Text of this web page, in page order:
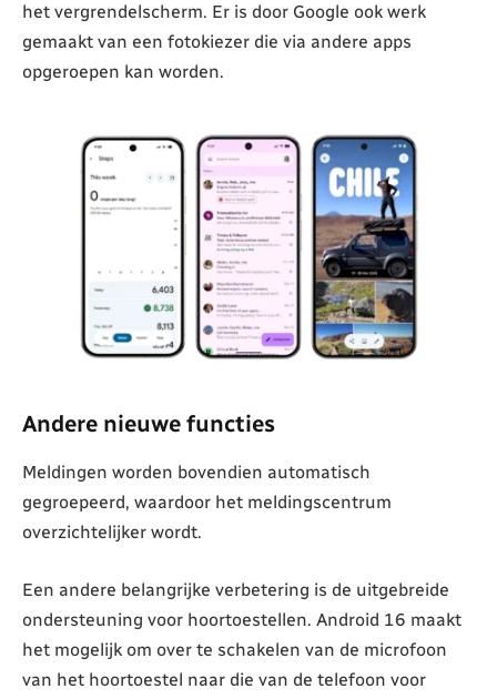
het vergrendelscherm. Er is door Google ook werk
gemaakt van een fotokiezer die via andere apps
opgeroepen kan worden.
Andere nieuwe functies
Meldingen worden bovendien automatisch
gegroepeerd, waardoor het meldingscentrum
overzichtelijker wordt.
Een andere belangrijke verbetering is de uitgebreide
ondersteuning voor hoortoestellen. Android 16 maakt
het mogelijk om over te schakelen van de microfoon
van het hoortoestel naar die van de telefoon voor